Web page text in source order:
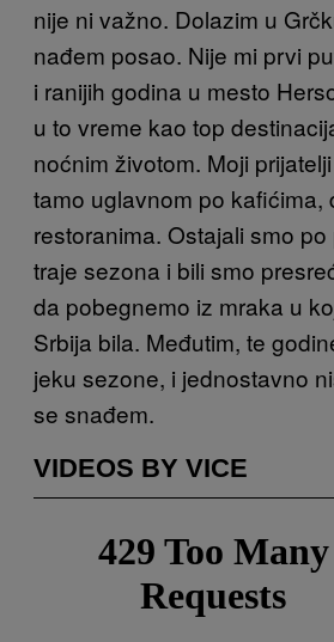
nije ni važno. Dolazim u
nađem posao. Nije mi prvi
i ranijih godina u mesto
u to vreme kao top
noćnim životom. Moji
tamo uglavnom po kafićima,
restoranima. Ostajali smo
traje sezona i bili smo
da pobegnemo iz mraka u
Srbija bila. Međutim, te
jeku sezone, i jednostavno
se snađem.
VIDEOS BY VICE